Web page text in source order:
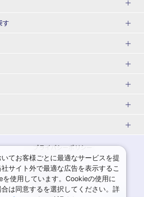
千葉県
栃木県
す
神奈川県ホテル・旅館
千葉県ホテル・旅館
蔵王温泉(山形)
岩手旅行・ツアー
秋田旅行・ツアー
福島旅行・ツアー
の旅
ユニバーサル・スタジオ・ジャパ
女子旅 国内版
ゴールデンウィーク（GW）の国内
旅行
7月の国内旅行
プライバシーポリシー
規約集
商標について
採用情報
てお客様ごとに最適なサービスを提
サイト外で最適な広告を表示するこ
を使用しています。Cookieの使用に
は同意するを選択してください。詳